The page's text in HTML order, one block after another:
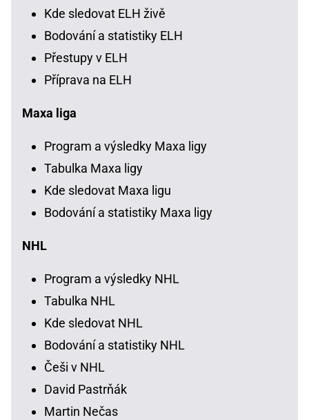
Kde sledovat ELH živě
Bodování a statistiky ELH
Přestupy v ELH
Příprava na ELH
Maxa liga
Program a výsledky Maxa ligy
Tabulka Maxa ligy
Kde sledovat Maxa ligu
Bodování a statistiky Maxa ligy
NHL
Program a výsledky NHL
Tabulka NHL
Kde sledovat NHL
Bodování a statistiky NHL
Češi v NHL
David Pastrňák
Martin Nečas